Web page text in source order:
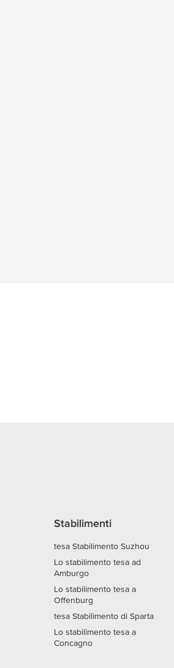
Stabilimenti
tesa Stabilimento Suzhou
Lo stabilimento tesa ad
Amburgo
Lo stabilimento tesa a
Offenburg
tesa Stabilimento di Sparta
Lo stabilimento tesa a
Concagno